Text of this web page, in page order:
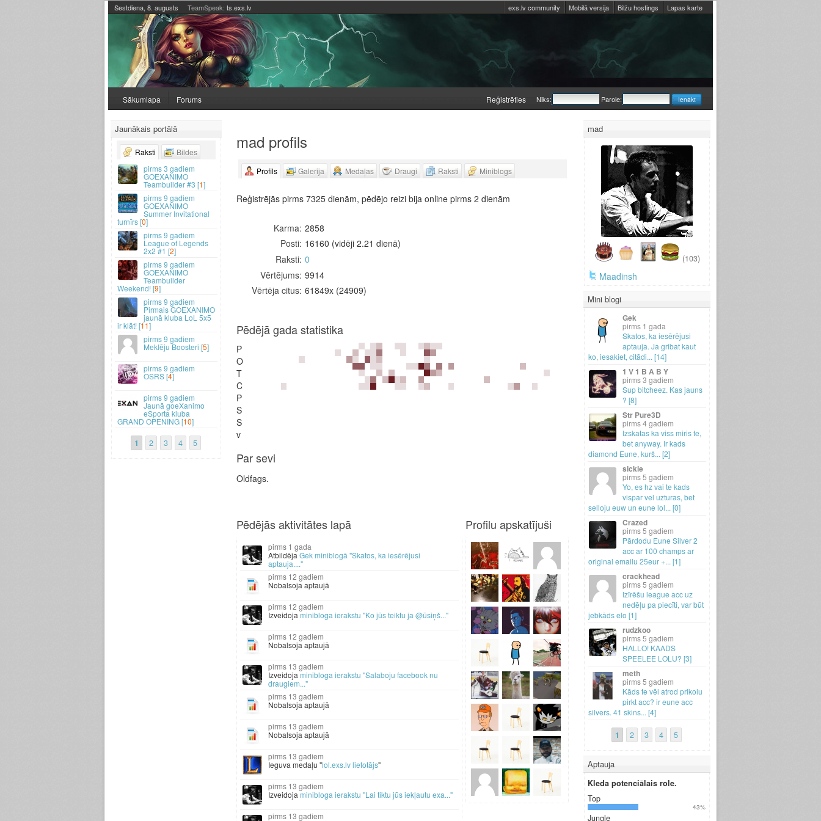
exs.lv community Mobilā versija Bilžu hostings Lapas karte
Sestdiena, 8. augusts TeamSpeak: ts.exs.lv
Sākumlapa Forums Reģistrēties Niks: Parole:
mad profils
Profils Galerija Medaļas Draugi Raksti Miniblogs
Reģistrējās pirms 7325 dienām, pēdējo reizi bija online pirms 2 dienām
Karma 2858
Posti 16160 (vidēji 2.21 dienā)
Raksti 0
Vērtējums 9914
Vērtēja citus 61849x (24909)
Pēdējā gada statistika
P
O
T
C
P
S
S
v
Par sevi
Oldfags.
Pēdējās aktivitātes lapā
1 gada
AtbildējaGek miniblogā "Skatos, ka iesērējusi
aptauja...."
12 gadiem
Nobalsoja aptaujā
12 gadiem
Izveidojaminibloga ierakstu "Ko jūs teiktu ja @ūsiņš..."
12 gadiem
Nobalsoja aptaujā
13 gadiem
Izveidojaminibloga ierakstu "Salaboju facebook nu
draugiem..."
13 gadiem
Nobalsoja aptaujā
13 gadiem
Nobalsoja aptaujā
13 gadiem
Ieguva medaļu "lol.exs.lv lietotājs"
13 gadiem
Izveidojaminibloga ierakstu "Lai tiktu jūs iekļautu exa..."
13 gadiem
Profilu apskatījuši
Jaunākais portālā
Raksti
Bildes
3 gadiem
GOEXANIMO
Teambuilder #3 [1]
9 gadiem
GOEXANIMO
Summer Invitational
turnīrs [0]
9 gadiem
League of Legends
2x2 #1 [2]
9 gadiem
GOEXANIMO
Teambuilder
Weekend! [9]
9 gadiem
Pirmais GOEXANIMO
jaunā kluba LoL 5x5
ir klāt! [11]
9 gadiem
Meklēju Boosteri [5]
9 gadiem
OSRS [4]
9 gadiem
Jaunā goeXanimo
eSporta kluba
GRAND OPENING [10]
1 2 3 4 5
mad
(103)
Maadinsh
Mini blogi
Gek
1 gada
Skatos, ka iesērējusi
aptauja. Ja gribat kaut
ko, iesakiet, citādi... [14]
1 V 1 B A B Y
3 gadiem
Sup bitcheez. Kas jauns
? [8]
Str Pure3D
4 gadiem
Izskatas ka viss miris te,
bet anyway. Ir kads
diamond Eune, kurš... [2]
sickie
5 gadiem
Yo, es hz vai te kads
vispar vel uzturas, bet
selloju euw un eune lol... [0]
Crazed
5 gadiem
Pārdodu Eune Silver 2
acc ar 100 champs ar
original emailu 25eur +... [1]
crackhead
5 gadiem
Izīrēšu league acc uz
nedēļu pa piecīti, var būt
jebkāds elo [1]
rudzkoo
5 gadiem
HALLO! KAADS
SPEELEE LOLU? [3]
meth
5 gadiem
Kāds te vēl atrod prikolu
pirkt acc? ir eune acc
silvers. 41 skins... [4]
1 2 3 4 5
Aptauja
Kleda potenciālais role.
Top
43%
Jungle